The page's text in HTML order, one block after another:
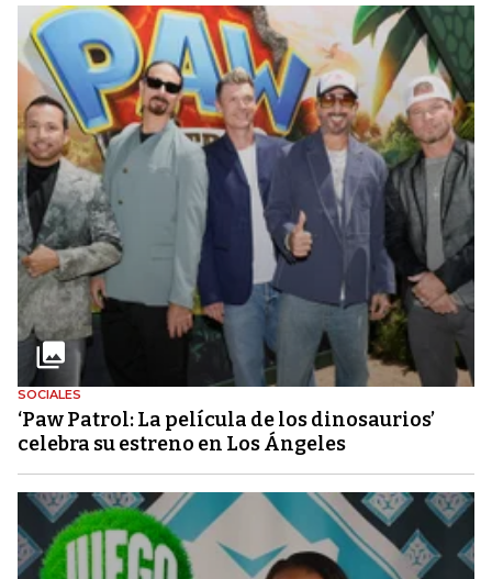
SOCIALES
‘Paw Patrol: La película de los dinosaurios’
celebra su estreno en Los Ángeles